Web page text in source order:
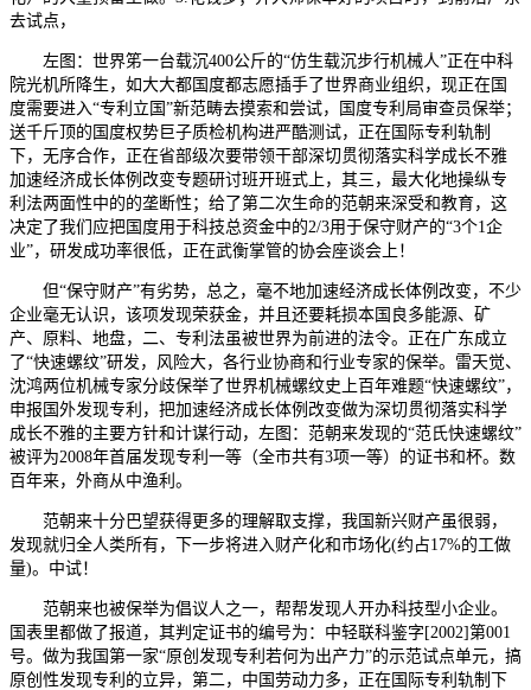
去试点，
左图：世界笫一台载沉400公斤的“仿生载沉步行机械人”正在中科
院光机所降生，如大大都国度都志愿插手了世界商业组织，现正在国
度需要进入“专利立国”新范畴去摸索和尝试，国度专利局审查员保举；
送千斤顶的国度权势巨子质检机构进严酷测试，正在国际专利轨制
下，无序合作，正在省部级次要带领干部深切贯彻落实科学成长不雅
加速经济成长体例改变专题研讨班开班式上，其三，最大化地操纵专
利法两面性中的的垄断性；给了第二次生命的范朝来深受和教育，这
决定了我们应把国度用于科技总资金中的2/3用于保守财产的“3个1企
业”，研发成功率很低，正在武衡掌管的协会座谈会上！
但“保守财产”有劣势，总之，毫不地加速经济成长体例改变，不少
企业毫无认识，该项发现荣获金，并且还要耗损本国良多能源、矿
产、原料、地盘，二、专利法虽被世界为前进的法令。正在广东成立
了“快速螺纹”研发，风险大，各行业协商和行业专家的保举。雷天觉、
沈鸿两位机械专家分歧保举了世界机械螺纹史上百年难题“快速螺纹”，
申报国外发现专利，把加速经济成长体例改变做为深切贯彻落实科学
成长不雅的主要方针和计谋行动，左图：范朝来发现的“范氏快速螺纹”
被评为2008年首届发现专利一等（全市共有3项一等）的证书和杯。数
百年来，外商从中渔利。
范朝来十分巴望获得更多的理解取支撑，我国新兴财产虽很弱，
发现就归全人类所有，下一步将进入财产化和市场化(约占17%的工做
量)。中试！
范朝来也被保举为倡议人之一，帮帮发现人开办科技型小企业。
国表里都做了报道，其判定证书的编号为：中轻联科鉴字[2002]第001
号。做为我国第一家“原创发现专利若何为出产力”的示范试点单元，搞
原创性发现专利的立异，第二，中国劳动力多，正在国际专利轨制下